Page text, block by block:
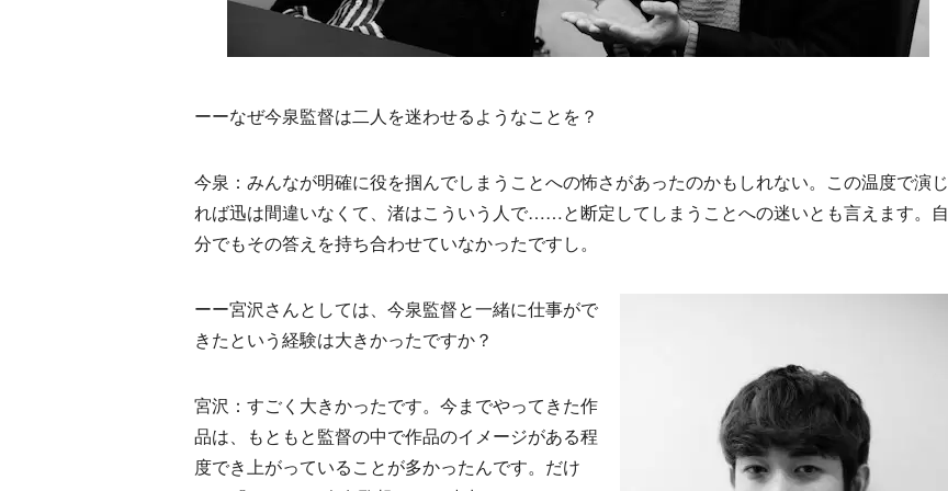
ーーなぜ今泉監督は二人を迷わせるようなことを？
今泉：みんなが明確に役を掴んでしまうことへの怖さがあったのかもしれない。この温度で演じ
れば迅は間違いなくて、渚はこういう人で……と断定してしまうことへの迷いとも言えます。自
分でもその答えを持ち合わせていなかったですし。
ーー宮沢さんとしては、今泉監督と一緒に仕事がで
きたという経験は大きかったですか？
宮沢：すごく大きかったです。今までやってきた作
品は、もともと監督の中で作品のイメージがある程
度でき上がっていることが多かったんです。だけ